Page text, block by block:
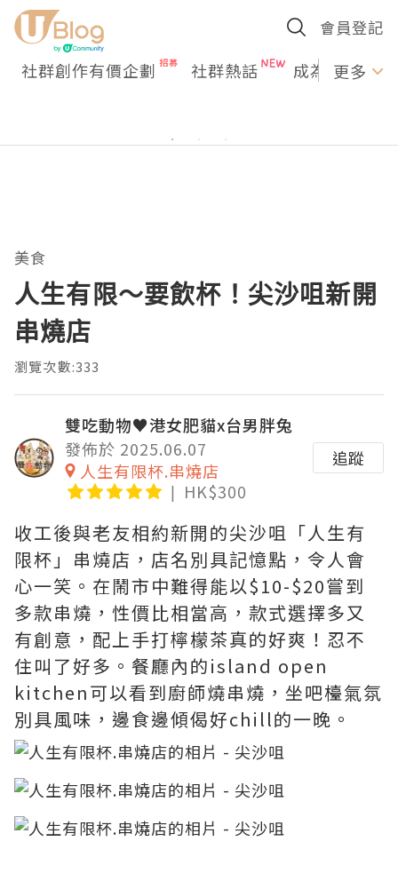
會員登記
社群創作有價企劃 社群熱話 成為U更多
美食
人生有限～要飲杯！尖沙咀新開
串燒店
瀏覽次數:333
雙吃動物♥港女肥貓x台男胖兔
發佈於 2025.06.07
人生有限杯.串燒店
HK$300
追蹤
收工後與老友相約新開的尖沙咀「人生有
限杯」串燒店，店名別具記憶點，令人會
心一笑。在鬧市中難得能以$10-$20嘗到
多款串燒，性價比相當高，款式選擇多又
有創意，配上手打檸檬茶真的好爽！忍不
住叫了好多。餐廳內的island open
kitchen可以看到廚師燒串燒，坐吧檯氣氛
別具風味，邊食邊傾偈好chill的一晚。